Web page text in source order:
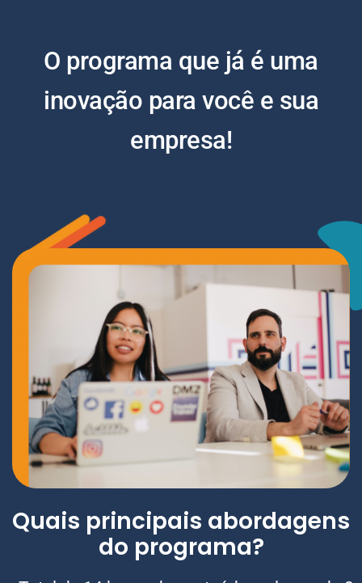
O programa que já é uma
inovação para você e sua
empresa!
Quais principais abordagens
do programa?